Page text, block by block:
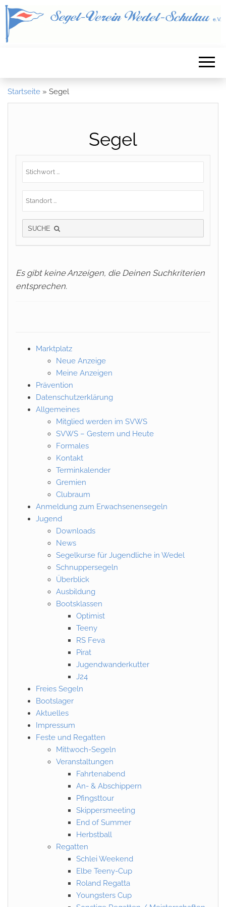
Startseite » Segel
Segel
SUCHE
Es gibt keine Anzeigen, die Deinen Suchkriterien
entsprechen.
Marktplatz
Neue Anzeige
Meine Anzeigen
Prävention
Datenschutzerklärung
Allgemeines
Mitglied werden im SVWS
SVWS – Gestern und Heute
Formales
Kontakt
Terminkalender
Gremien
Clubraum
Anmeldung zum Erwachsenensegeln
Jugend
Downloads
News
Segelkurse für Jugendliche in Wedel
Schnuppersegeln
Überblick
Ausbildung
Bootsklassen
Optimist
Teeny
RS Feva
Pirat
Jugendwanderkutter
J24
Freies Segeln
Bootslager
Aktuelles
Impressum
Feste und Regatten
Mittwoch-Segeln
Veranstaltungen
Fahrtenabend
An- & Abschippern
Pfingsttour
Skippersmeeting
End of Summer
Herbstball
Regatten
Schlei Weekend
Elbe Teeny-Cup
Roland Regatta
Youngsters Cup